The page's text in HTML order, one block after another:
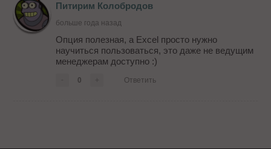
Питирим Колобродов
больше года назад
Опция полезная, а Excel просто нужно
научиться пользоваться, это даже не ведущим
менеджерам доступно :)
0 Ответить